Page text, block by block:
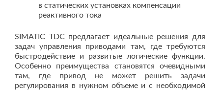
в статических установках компенсации
реактивного тока
SIMATIC TDC предлагает идеальные решения для
задач управления приводами там, где требуются
быстродействие и развитые логические функции.
Особенно преимущества становятся очевидными
там, где привод не может решить задачи
регулирования в нужном объеме и с необходимой